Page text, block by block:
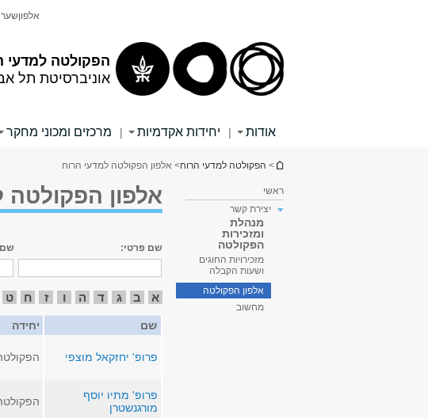
הפקולטה למדעי
אוניברסיטת תל
אלפוןשער
אודות | יחידות אקדמיות | מרכזים ומכוני מחקר
הינך נמצא כאן
> הפקולטה למדעי הרוח> אלפון הפקולטה למדעי הרוח
ראשי
יצירת קשר
מנהלת
ומזכירות
הפקולטה
מזכירויות החוגים
ושעות הקבלה
אלפון הפקולטה
מחשוב
אלפון הפקולטה
שם פרטי:
א ב ג ד ה ו ז ח ט
שם יחידה
פרופ' יחזקאל מוצפי
פרופ' מתיו יוסף
מורגנשטרן